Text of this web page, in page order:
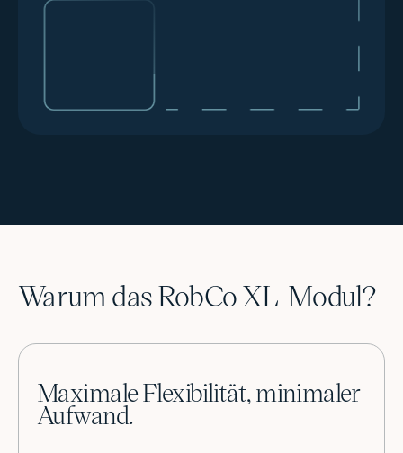
Warum das RobCo XL-Modul?
Maximale Flexibilität, minimaler
Aufwand.